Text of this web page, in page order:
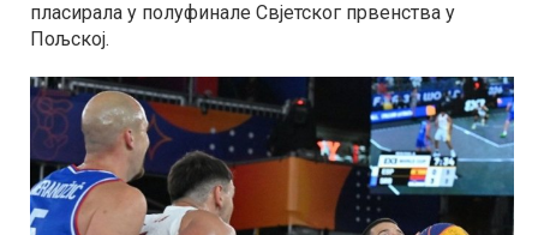
пласирала у полуфинале Свјетског првенства у
Пољској.